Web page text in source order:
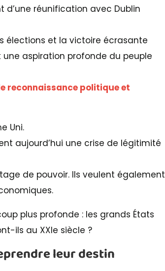
d’une réunification avec Dublin
élections et la victoire écrasante
aspiration profonde du peuple
reconnaissance politique et
Uni.
aujourd’hui une crise de légitimité
de pouvoir. Ils veulent également
plus profonde : les grands États
ils au XXIe siècle ?
leur destin